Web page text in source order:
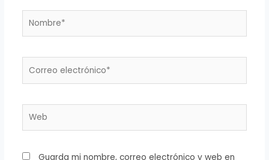
electrónico*
Guarda mi nombre, correo electrónico y web en